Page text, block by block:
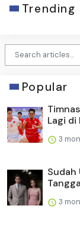
Trending
Popular
Lagi di
3
Sudah
3